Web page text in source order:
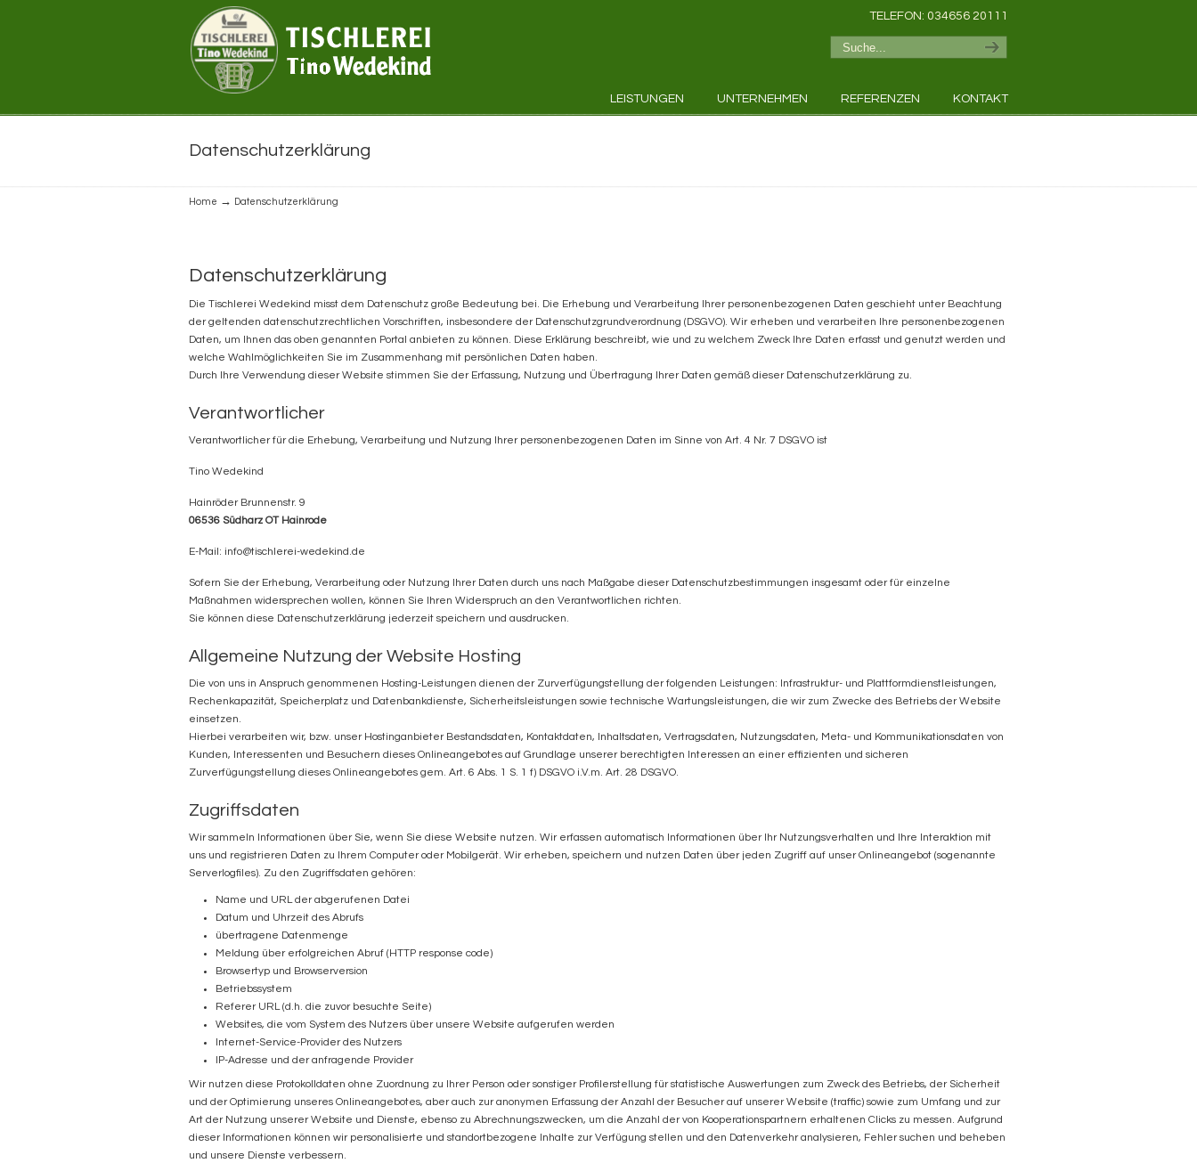
TELEFON: 034656 20111
LEISTUNGEN UNTERNEHMEN REFERENZEN KONTAKT
Navigation
Datenschutzerklärung
Home → Datenschutzerklärung
Datenschutzerklärung
Die Tischlerei Wedekind misst dem Datenschutz große Bedeutung bei. Die Erhebung und Verarbeitung Ihrer personenbezogenen Daten geschieht unter Beachtung
der geltenden datenschutzrechtlichen Vorschriften, insbesondere der Datenschutzgrundverordnung (DSGVO). Wir erheben und verarbeiten Ihre personenbezogenen
Daten, um Ihnen das oben genannten Portal anbieten zu können. Diese Erklärung beschreibt, wie und zu welchem Zweck Ihre Daten erfasst und genutzt werden und
welche Wahlmöglichkeiten Sie im Zusammenhang mit persönlichen Daten haben.
Durch Ihre Verwendung dieser Website stimmen Sie der Erfassung, Nutzung und Übertragung Ihrer Daten gemäß dieser Datenschutzerklärung zu.
Verantwortlicher
Verantwortlicher für die Erhebung, Verarbeitung und Nutzung Ihrer personenbezogenen Daten im Sinne von Art. 4 Nr. 7 DSGVO ist
Tino Wedekind
Hainröder Brunnenstr. 9
06536 Südharz OT Hainrode
E-Mail: info@tischlerei-wedekind.de
Sofern Sie der Erhebung, Verarbeitung oder Nutzung Ihrer Daten durch uns nach Maßgabe dieser Datenschutzbestimmungen insgesamt oder für einzelne
Maßnahmen widersprechen wollen, können Sie Ihren Widerspruch an den Verantwortlichen richten.
Sie können diese Datenschutzerklärung jederzeit speichern und ausdrucken.
Allgemeine Nutzung der Website Hosting
Die von uns in Anspruch genommenen Hosting-Leistungen dienen der Zurverfügungstellung der folgenden Leistungen: Infrastruktur- und Plattformdienstleistungen,
Rechenkapazität, Speicherplatz und Datenbankdienste, Sicherheitsleistungen sowie technische Wartungsleistungen, die wir zum Zwecke des Betriebs der Website
einsetzen.
Hierbei verarbeiten wir, bzw. unser Hostinganbieter Bestandsdaten, Kontaktdaten, Inhaltsdaten, Vertragsdaten, Nutzungsdaten, Meta- und Kommunikationsdaten von
Kunden, Interessenten und Besuchern dieses Onlineangebotes auf Grundlage unserer berechtigten Interessen an einer effizienten und sicheren
Zurverfügungstellung dieses Onlineangebotes gem. Art. 6 Abs. 1 S. 1 f) DSGVO i.V.m. Art. 28 DSGVO.
Zugriffsdaten
Wir sammeln Informationen über Sie, wenn Sie diese Website nutzen. Wir erfassen automatisch Informationen über Ihr Nutzungsverhalten und Ihre Interaktion mit
uns und registrieren Daten zu Ihrem Computer oder Mobilgerät. Wir erheben, speichern und nutzen Daten über jeden Zugriff auf unser Onlineangebot (sogenannte
Serverlogfiles). Zu den Zugriffsdaten gehören:
Name und URL der abgerufenen Datei
Datum und Uhrzeit des Abrufs
übertragene Datenmenge
Meldung über erfolgreichen Abruf (HTTP response code)
Browsertyp und Browserversion
Betriebssystem
Referer URL (d.h. die zuvor besuchte Seite)
Websites, die vom System des Nutzers über unsere Website aufgerufen werden
Internet-Service-Provider des Nutzers
IP-Adresse und der anfragende Provider
Wir nutzen diese Protokolldaten ohne Zuordnung zu Ihrer Person oder sonstiger Profilerstellung für statistische Auswertungen zum Zweck des Betriebs, der Sicherheit
und der Optimierung unseres Onlineangebotes, aber auch zur anonymen Erfassung der Anzahl der Besucher auf unserer Website (traffic) sowie zum Umfang und zur
Art der Nutzung unserer Website und Dienste, ebenso zu Abrechnungszwecken, um die Anzahl der von Kooperationspartnern erhaltenen Clicks zu messen. Aufgrund
dieser Informationen können wir personalisierte und standortbezogene Inhalte zur Verfügung stellen und den Datenverkehr analysieren, Fehler suchen und beheben
und unsere Dienste verbessern.